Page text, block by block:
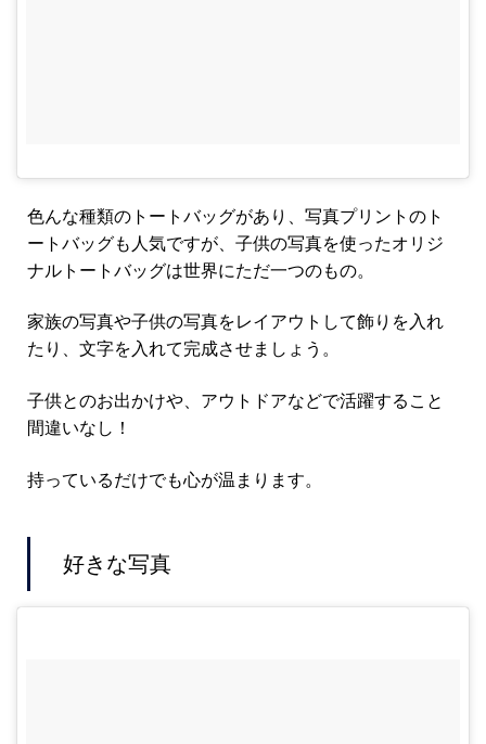
色んな種類のトートバッグがあり、写真プリントのト
ートバッグも人気ですが、子供の写真を使ったオリジ
ナルトートバッグは世界にただ一つのもの。
家族の写真や子供の写真をレイアウトして飾りを入れ
たり、文字を入れて完成させましょう。
子供とのお出かけや、アウトドアなどで活躍すること
間違いなし！
持っているだけでも心が温まります。
好きな写真